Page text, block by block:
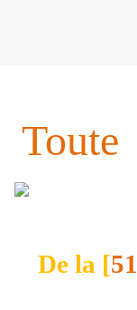
Toute
De la [51